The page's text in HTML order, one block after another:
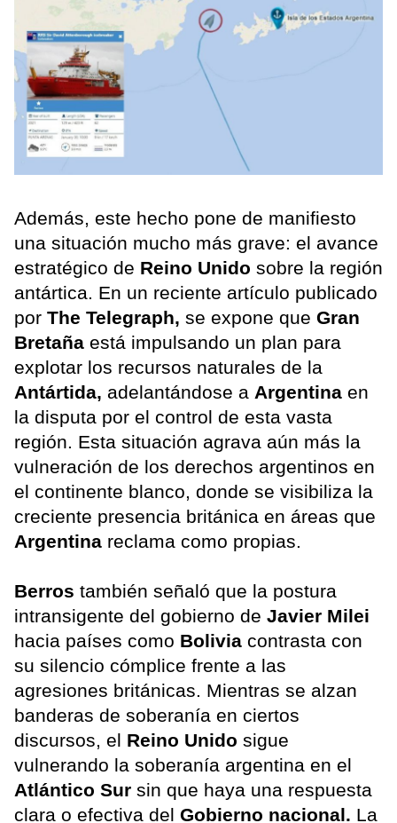
Además, este hecho pone de manifiesto
una situación mucho más grave: el avance
estratégico de Reino Unido sobre la región
antártica. En un reciente artículo publicado
por The Telegraph, se expone que Gran
Bretaña está impulsando un plan para
explotar los recursos naturales de la
Antártida, adelantándose a Argentina en
la disputa por el control de esta vasta
región. Esta situación agrava aún más la
vulneración de los derechos argentinos en
el continente blanco, donde se visibiliza la
creciente presencia británica en áreas que
Argentina reclama como propias.
Berros también señaló que la postura
intransigente del gobierno de Javier Milei
hacia países como Bolivia contrasta con
su silencio cómplice frente a las
agresiones británicas. Mientras se alzan
banderas de soberanía en ciertos
discursos, el Reino Unido sigue
vulnerando la soberanía argentina en el
Atlántico Sur sin que haya una respuesta
clara o efectiva del Gobierno nacional. La